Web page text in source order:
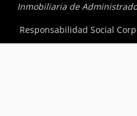
Inmobiliaria de
Responsabilidad Social